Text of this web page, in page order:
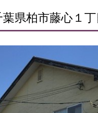
葉県柏市藤心１